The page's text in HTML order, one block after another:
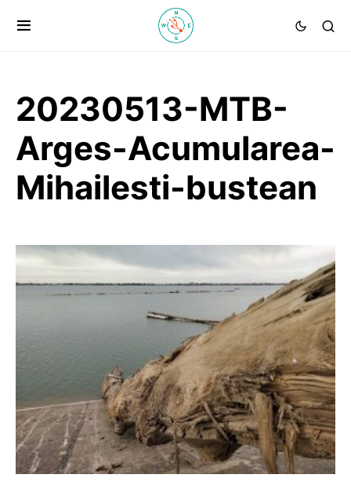
20230513-MTB-
Arges-Acumularea-
Mihailesti-bustean